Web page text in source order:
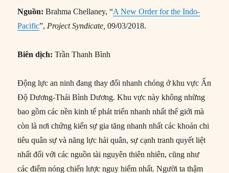
Nguồn:Brahma Chellaney, “A New Order for the Indo-
Pacific”, Project Syndicate,09/03/2018.
Biên dịch:Trần Thanh Bình
Động lực an ninh đang thay đổi nhanh chóng ở khu vực Ấn
Độ Dương-Thái Bình Dương. Khu vực này không những
bao gồm các nền kinh tế phát triển nhanh nhất thế giới mà
còn là nơi chứng kiến sự gia tăng nhanh nhất các khoản chi
tiêu quân sự và năng lực hải quân, sự cạnh tranh quyết liệt
nhất đối với các nguồn tài nguyên thiên nhiên, cũng như
các điểm nóng chiến lược nguy hiểm nhất. Người ta thậm